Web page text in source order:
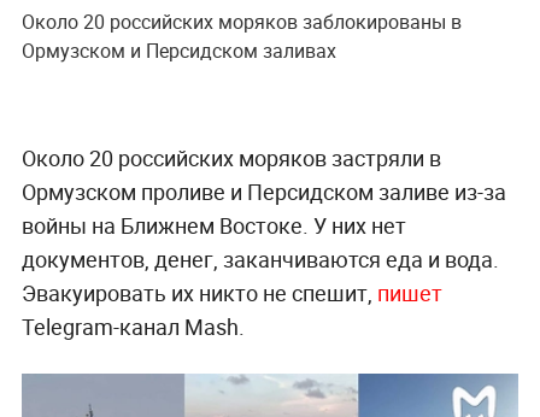
Около 20 российских моряков заблокированы в
Ормузском и Персидском заливах
Около 20 российских моряков застряли в
Ормузском проливе и Персидском заливе из-за
войны на Ближнем Востоке. У них нет
документов, денег, заканчиваются еда и вода.
Эвакуировать их никто не спешит, пишет
Telegram-канал Mash.